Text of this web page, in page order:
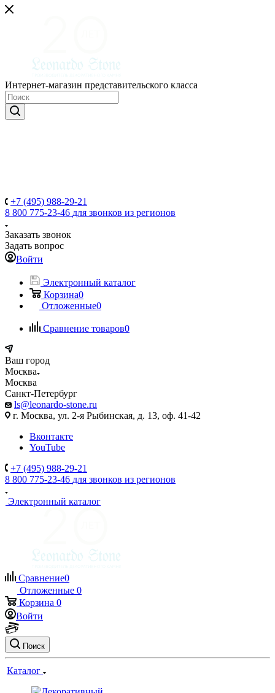
Интернет-магазин представительского класса
+7 (495) 988-29-21
8 800 775-23-46 для звонков из регионов
Заказать звонок
Задать вопрос
Войти
Электронный каталог
Корзина0
Отложенные0
Сравнение товаров0
Ваш город
Москва
Москва
Санкт-Петербург
ls@leonardo-stone.ru
г. Москва, ул. 2-я Рыбинская, д. 13, оф. 41-42
Вконтакте
YouTube
+7 (495) 988-29-21
8 800 775-23-46 для звонков из регионов
Электронный каталог
Сравнение0
Отложенные 0
Корзина 0
Войти
Поиск
Каталог